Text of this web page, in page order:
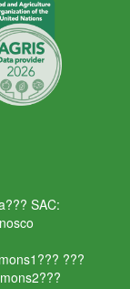
SAC:
???